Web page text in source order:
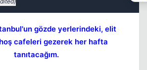
gözde yerlerindeki, elit
cafeleri gezerek her hafta
tanıtacağım.